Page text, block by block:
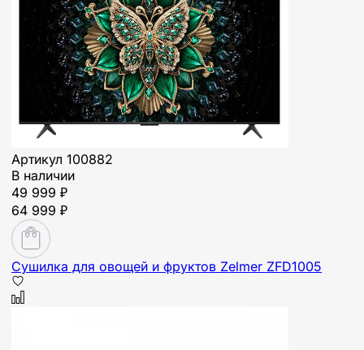
Артикул 100882
В наличии
49 999 ₽
64 999 ₽
Сушилка для овощей и фруктов Zelmer ZFD1005